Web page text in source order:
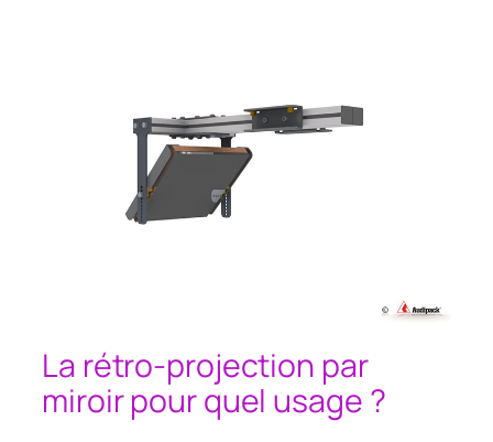
La rétro-projection par
miroir pour quel usage ?